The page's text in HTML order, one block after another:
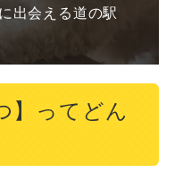
出会える道の駅
】ってどん